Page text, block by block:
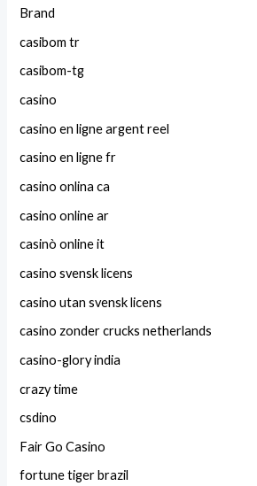
Brand
casibom tr
casibom-tg
casino
casino en ligne argent reel
casino en ligne fr
casino onlina ca
casino online ar
casinò online it
casino svensk licens
casino utan svensk licens
casino zonder crucks netherlands
casino-glory india
crazy time
csdino
Fair Go Casino
fortune tiger brazil